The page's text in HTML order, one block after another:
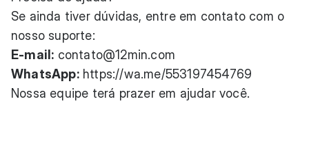
Se ainda tiver dúvidas, entre em contato com o
nosso suporte:
E-mail: contato@12min.com
WhatsApp: https://wa.me/553197454769
Nossa equipe terá prazer em ajudar você.